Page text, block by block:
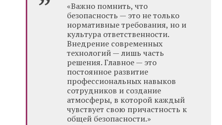
«Важно помнить, что
безопасность — это не только
нормативные требования, но и
культура ответственности.
Внедрение современных
технологий — лишь часть
решения. Главное — это
постоянное развитие
профессиональных навыков
сотрудников и создание
атмосферы, в которой каждый
чувствует свою причастность к
общей безопасности.»